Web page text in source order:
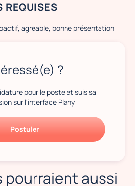
REQUISES
agréable, bonne présentation
?
pour le poste et suis sa
sur l'interface Plany
Postuler
pourraient aussi